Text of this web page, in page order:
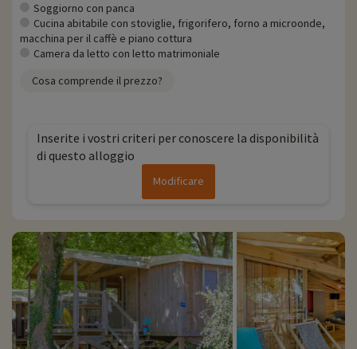
Soggiorno con panca
Cucina abitabile con stoviglie, frigorifero, forno a microonde,
macchina per il caffè e piano cottura
Camera da letto con letto matrimoniale
Cosa comprende il prezzo?
Inserite i vostri criteri per conoscere la disponibilità
di questo alloggio
Modificare